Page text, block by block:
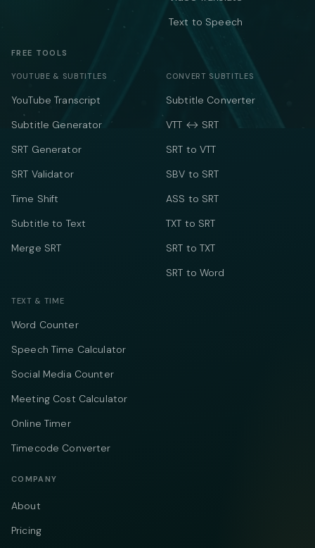
Text to Speech
FREE TOOLS
YOUTUBE & SUBTITLES
YouTube Transcript
Subtitle Generator
SRT Generator
SRT Validator
Time Shift
Subtitle to Text
Merge SRT
CONVERT SUBTITLES
Subtitle Converter
VTT ↔ SRT
SRT to VTT
SBV to SRT
ASS to SRT
TXT to SRT
SRT to TXT
SRT to Word
TEXT & TIME
Word Counter
Speech Time Calculator
Social Media Counter
Meeting Cost Calculator
Online Timer
Timecode Converter
COMPANY
About
Pricing